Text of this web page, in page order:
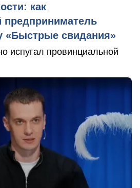
как
предприниматель
«Быстрые свидания»
испугал провинциальной